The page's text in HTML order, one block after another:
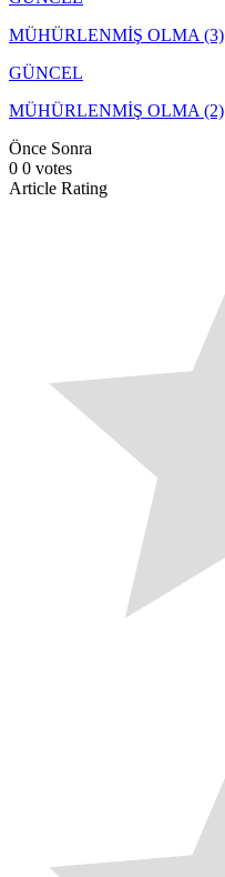
MÜHÜRLENMİŞ OLMA (3)
GÜNCEL
MÜHÜRLENMİŞ OLMA (2)
Önce Sonra
0 0 votes
Article Rating